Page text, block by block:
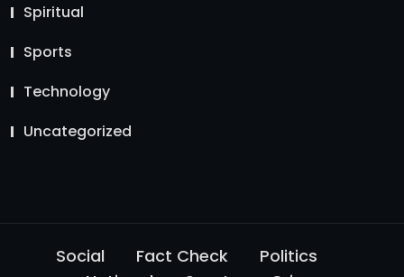
Spiritual
Sports
Technology
Uncategorized
Social Fact Check
Politics